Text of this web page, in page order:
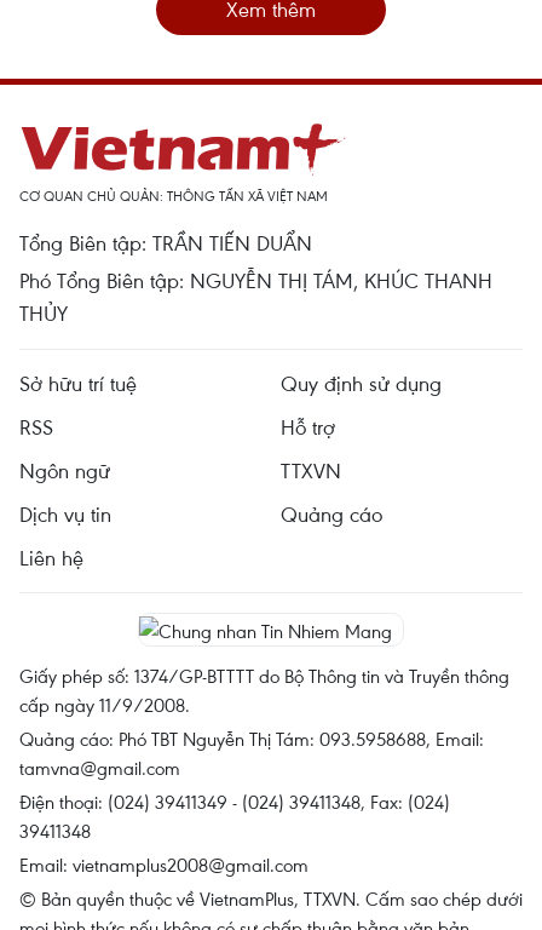
Xem thêm
CƠ QUAN CHỦ QUẢN: THÔNG TẤN XÃ VIỆT NAM
Tổng Biên tập: TRẦN TIẾN DUẨN
Phó Tổng Biên tập: NGUYỄN THỊ TÁM, KHÚC THANH
THỦY
Sở hữu trí tuệ
Quy định sử dụng
RSS
Hỗ trợ
Ngôn ngữ
TTXVN
Dịch vụ tin
Quảng cáo
Liên hệ
Giấy phép số: 1374/GP-BTTTT do Bộ Thông tin và Truyền thông
cấp ngày 11/9/2008.
Quảng cáo: Phó TBT Nguyễn Thị Tám: 093.5958688, Email:
tamvna@gmail.com
Điện thoại: (024) 39411349 - (024) 39411348, Fax: (024)
39411348
Email: vietnamplus2008@gmail.com
© Bản quyền thuộc về VietnamPlus, TTXVN. Cấm sao chép dưới